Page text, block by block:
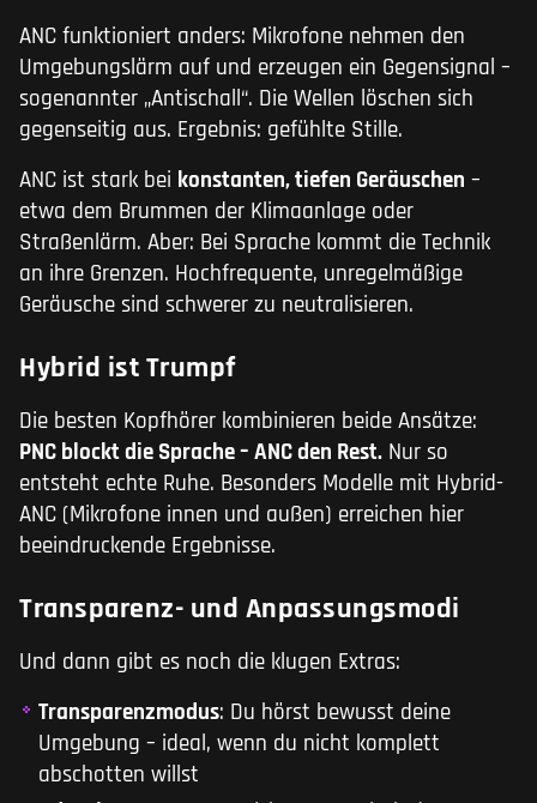
ANC funktioniert anders: Mikrofone nehmen den
Umgebungslärm auf und erzeugen ein Gegensignal –
sogenannter „Antischall“. Die Wellen löschen sich
gegenseitig aus. Ergebnis: gefühlte Stille.
ANC ist stark bei konstanten, tiefen Geräuschen –
etwa dem Brummen der Klimaanlage oder
Straßenlärm. Aber: Bei Sprache kommt die Technik
an ihre Grenzen. Hochfrequente, unregelmäßige
Geräusche sind schwerer zu neutralisieren.
Hybrid ist Trumpf
Die besten Kopfhörer kombinieren beide Ansätze:
PNC blockt die Sprache – ANC den Rest. Nur so
entsteht echte Ruhe. Besonders Modelle mit Hybrid-
ANC (Mikrofone innen und außen) erreichen hier
beeindruckende Ergebnisse.
Transparenz- und Anpassungsmodi
Und dann gibt es noch die klugen Extras:
Transparenzmodus: Du hörst bewusst deine
Umgebung – ideal, wenn du nicht komplett
abschotten willst